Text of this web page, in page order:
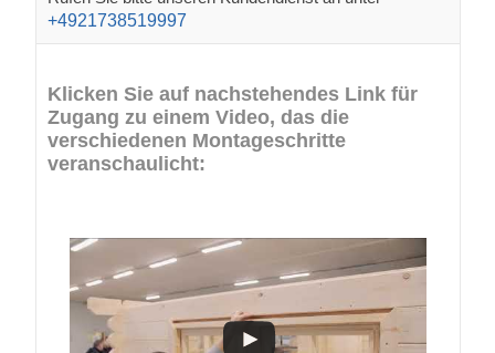
+4921738519997
Klicken Sie auf nachstehendes Link für
Zugang zu einem Video, das die
verschiedenen Montageschritte
veranschaulicht: